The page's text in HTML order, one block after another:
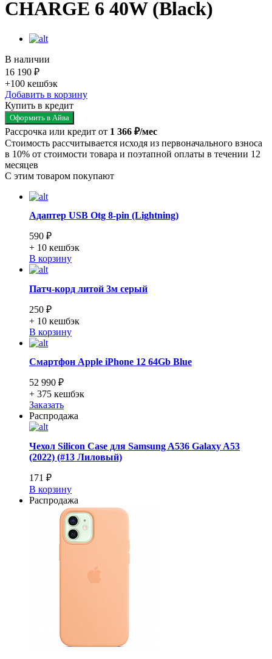
CHARGE 6 40W (Black)
В наличии
16 190 ₽
+100 кешбэк
Добавить в корзину
Купить в кредит
Оформить в Айва
Рассрочка или кредит от 1 366 ₽/мес
Стоимость рассчитывается исходя из первоначального взноса
в 10% от стоимости товара и поэтапной оплаты в течении 12
месяцев
С этим товаром покупают
Адаптер USB Otg 8-pin (Lightning)
590 ₽
+ 10 кешбэк
В корзину
Патч-корд литой 3м серый
250 ₽
+ 10 кешбэк
В корзину
Смартфон Apple iPhone 12 64Gb Blue
52 990 ₽
+ 375 кешбэк
Заказать
Распродажа
Чехол Silicon Case для Samsung A536 Galaxy A53
(2022) (#13 Лиловый)
171 ₽
В корзину
Распродажа